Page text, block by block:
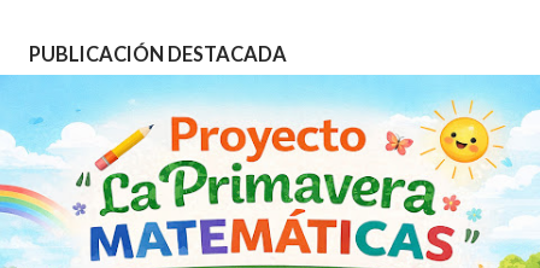
PUBLICACIÓN DESTACADA